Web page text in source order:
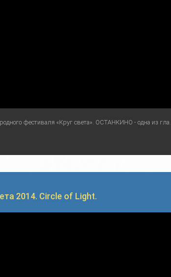
фестиваля «Круг света». ОСТАНКИНО - одна из гла...
2014. Circle of Light.